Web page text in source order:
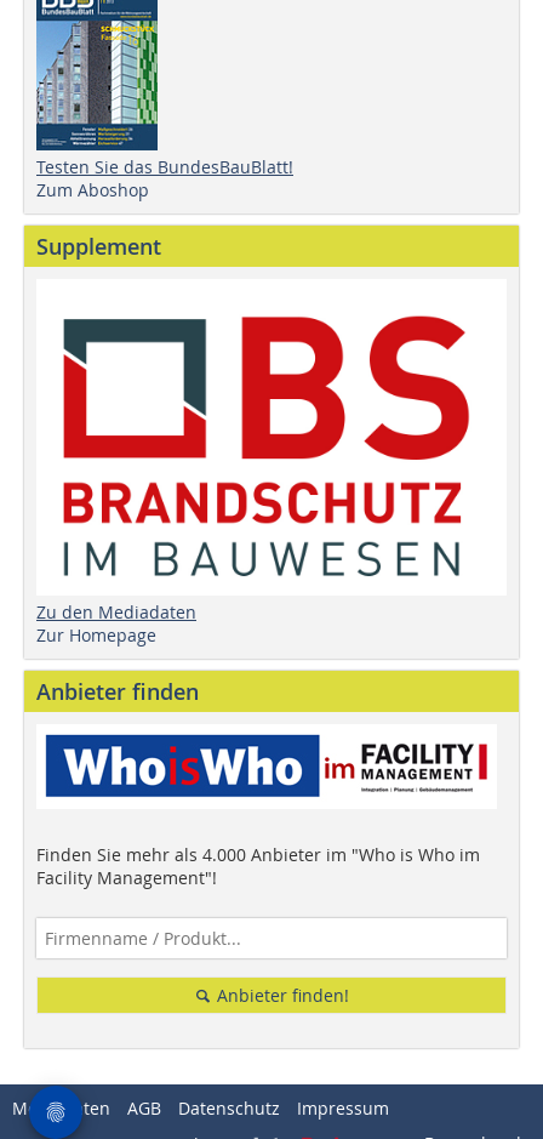
Testen Sie das BundesBauBlatt!
Zum Aboshop
Supplement
Zu den Mediadaten
Zur Homepage
Anbieter finden
Finden Sie mehr als 4.000 Anbieter im "Who is Who im
Facility Management"!
Anbieter finden!
Mediadaten AGB Datenschutz
Impressum